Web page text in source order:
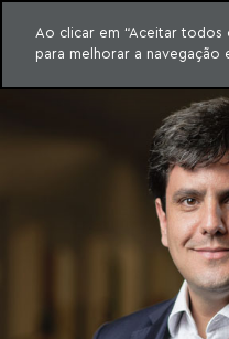
para o conteúdo
Meyer
Ao clicar em “Aceitar
para melhorar a navegação